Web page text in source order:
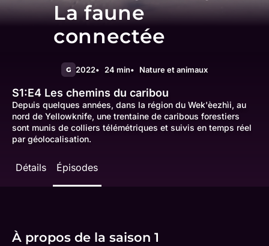
La faune
connectée
G 2022 24 min Nature et animaux
S1:E4 Les chemins du caribou
Depuis quelques années, dans la région du Wek'èezhìi, au
nord de Yellowknife, une trentaine de caribous forestiers
sont munis de colliers télémétriques et suivis en temps réel
par géolocalisation.
Détails Épisodes
À propos de la saison 1